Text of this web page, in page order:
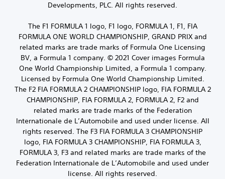
Developments, PLC. All rights reserved.
The F1 FORMULA 1 logo, F1 logo, FORMULA 1, F1, FIA
FORMULA ONE WORLD CHAMPIONSHIP, GRAND PRIX and
related marks are trade marks of Formula One Licensing
BV, a Formula 1 company. © 2021 Cover images Formula
One World Championship Limited, a Formula 1 company.
Licensed by Formula One World Championship Limited.
The F2 FIA FORMULA 2 CHAMPIONSHIP logo, FIA FORMULA 2
CHAMPIONSHIP, FIA FORMULA 2, FORMULA 2, F2 and
related marks are trade marks of the Federation
Internationale de L’Automobile and used under license. All
rights reserved. The F3 FIA FORMULA 3 CHAMPIONSHIP
logo, FIA FORMULA 3 CHAMPIONSHIP, FIA FORMULA 3,
FORMULA 3, F3 and related marks are trade marks of the
Federation Internationale de L’Automobile and used under
license. All rights reserved.